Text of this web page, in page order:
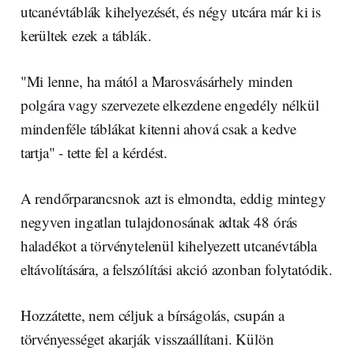
utcanévtáblák kihelyezését, és négy utcára már ki is
kerültek ezek a táblák.
"Mi lenne, ha mától a Marosvásárhely minden
polgára vagy szervezete elkezdene engedély nélkül
mindenféle táblákat kitenni ahová csak a kedve
tartja" - tette fel a kérdést.
A rendőrparancsnok azt is elmondta, eddig mintegy
negyven ingatlan tulajdonosának adtak 48 órás
haladékot a törvénytelenül kihelyezett utcanévtábla
eltávolítására, a felszólítási akció azonban folytatódik.
Hozzátette, nem céljuk a bírságolás, csupán a
törvényességet akarják visszaállítani. Külön